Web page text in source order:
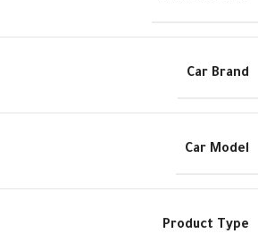
Car Brand
Car Model
Product Type